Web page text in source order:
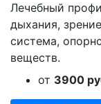
Лечебный
дыхания,
система,
веществ.
от 3900